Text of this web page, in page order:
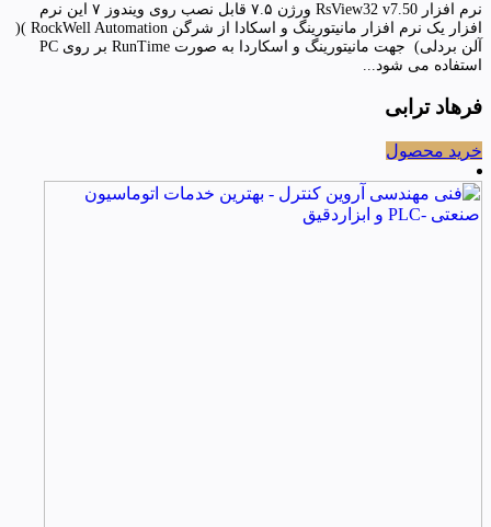
نرم افزار RsView32 v7.50 ورژن ۷.۵ قابل نصب روی ویندوز ۷ این نرم
افزار یک نرم افزار مانیتورینگ و اسکادا از شرگن RockWell Automation )(
آلن بردلی) جهت مانیتورینگ و اسکاردا به صورت RunTime بر روی PC
استفاده می شود...
فرهاد ترابی
خرید محصول